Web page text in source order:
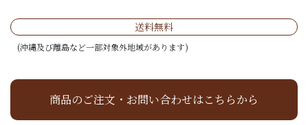
送料無料
(沖縄及び離島など一部対象外地域があります)
商品のご注文・お問い合わせはこちらから